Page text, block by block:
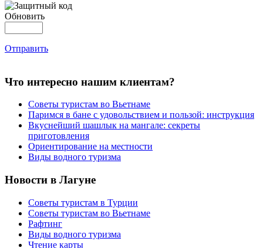
Обновить
Отправить
Что интересно нашим клиентам?
Советы туристам во Вьетнаме
Паримся в бане с удовольствием и пользой: инструкция
Вкуснейший шашлык на мангале: секреты
приготовления
Ориентирование на местности
Виды водного туризма
Новости в Лагуне
Советы туристам в Турции
Советы туристам во Вьетнаме
Рафтинг
Виды водного туризма
Чтение карты